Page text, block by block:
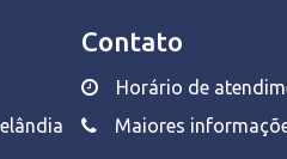
Contato
Horário de
Maiores